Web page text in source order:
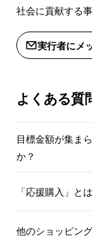
テ
社会に貢献する
実行者にメ
よくある質
目標金額が集ま
か？
「応援購入」と
他のショッピン